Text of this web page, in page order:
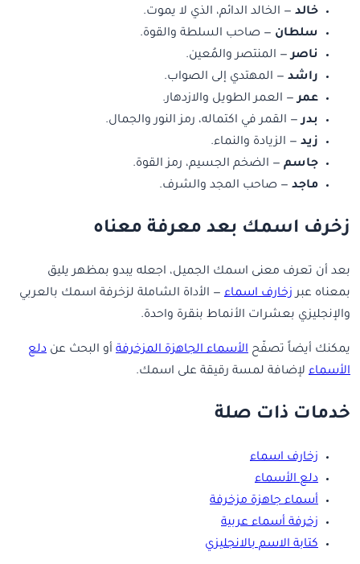
خالد — الخالد الدائم، الذي لا يموت.
سلطان — صاحب السلطة والقوة.
ناصر— المنتصر والمُعين.
راشد — المهتدي إلى الصواب.
عمر— العمر الطويل والازدهار.
بدر— القمر في اكتماله، رمز النور والجمال.
زيد — الزيادة والنماء.
جاسم — الضخم الجسيم، رمز القوة.
ماجد — صاحب المجد والشرف.
زخرف اسمك بعد معرفة معناه
بعد أن تعرف معنى اسمك الجميل، اجعله يبدو بمظهر يليق
بمعناه عبرزخارف اسماء — الأداة الشاملة لزخرفة اسمك بالعربي
والإنجليزي بعشرات الأنماط بنقرة واحدة.
يمكنك أيضاً تصفّح الأسماء الجاهزة المزخرفة أو البحث عن دلع
الأسماء لإضافة لمسة رقيقة على اسمك.
خدمات ذات صلة
زخارف اسماء
دلع الأسماء
أسماء جاهزة مزخرفة
زخرفة أسماء عربية
كتابة الاسم بالانجليزي